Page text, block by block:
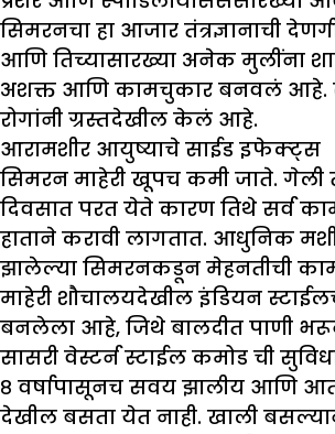
सिमरनचा हा आजार तंत्रज्ञानाची
आणि तिच्यासारख्या अनेक मुलींना
अशक्त आणि कामचुकार बनवलं
रोगांनी ग्रस्तदेखील केलं आहे.
आरामशीर आयुष्याचे साईड इफेक्ट्स
सिमरन माहेरी खूपच कमी जाते. गेली
दिवसात परत येते कारण तिथे सर्व
हाताने करावी लागतात. आधुनिक
झालेल्या सिमरनकडून मेहनतीची काम
माहेरी शौचालयदेखील इंडियन
बनलेला आहे, जिथे बालदीत पाणी
सासरी वेस्टर्न स्टाईल कमोड ची
८ वर्षापासूनच सवय झालीय आणि
देखील बसता येत नाही. खाली